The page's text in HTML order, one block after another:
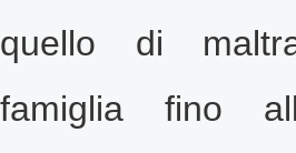
quello di
famiglia fino